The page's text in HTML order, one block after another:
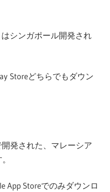
シンガポール開発され
Storeどちらでもダウン
発された、マレーシア
App Storeでのみダウンロ